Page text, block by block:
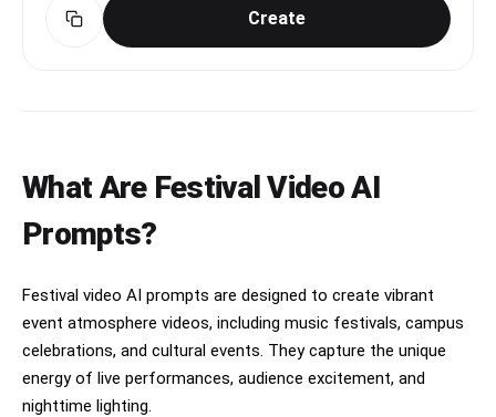
祭りの賑やかな話し声。
高速モンタージュ。
* 青のりが舞う
* かつお節が踊る
* 職人が高速でたこ焼きを回す
* 子供が熱々のたこ焼きを頬張る
* 浴衣姿のカップルが笑顔を見せる
祭囃子がさらに盛り上がる。
dim." The camera follows the children as they
run, sweeping past the lively street. The camera
then tilts up to reveal Xin Qiji from @Image 1.
Create
What Are Festival Video AI
Prompts?
Festival video AI prompts are designed to create vibrant
event atmosphere videos, including music festivals, campus
celebrations, and cultural events. They capture the unique
energy of live performances, audience excitement, and
nighttime lighting.